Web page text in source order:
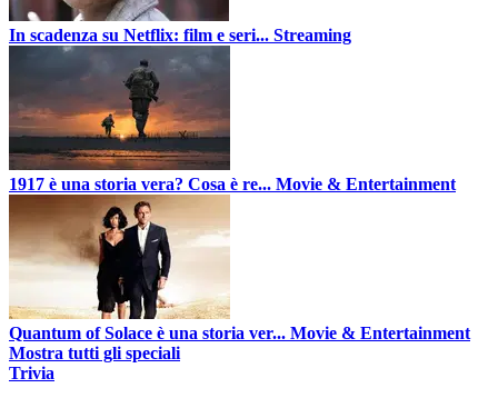
In scadenza su Netflix: film e seri... Streaming
1917 è una storia vera? Cosa è re... Movie & Entertainment
Quantum of Solace è una storia ver... Movie & Entertainment
Mostra tutti gli speciali
Trivia